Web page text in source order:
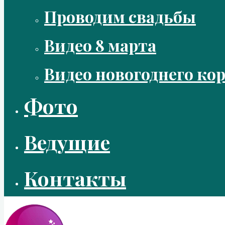
Проводим свадьбы
Видео 8 марта
Видео новогоднего
Фото
Ведущие
Контакты